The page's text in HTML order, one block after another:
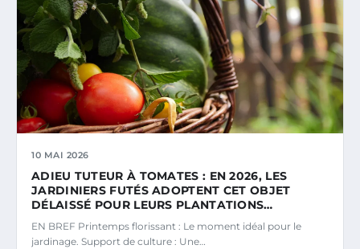
10 MAI 2026
ADIEU TUTEUR À TOMATES : EN 2026, LES
JARDINIERS FUTÉS ADOPTENT CET OBJET
DÉLAISSÉ POUR LEURS PLANTATIONS…
EN BREF Printemps florissant : Le moment idéal pour le
jardinage. Support de culture : Une…